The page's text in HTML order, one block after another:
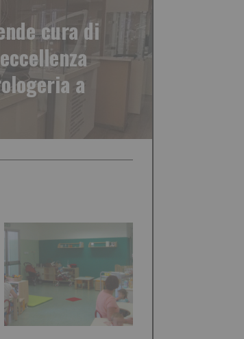
cura di
a